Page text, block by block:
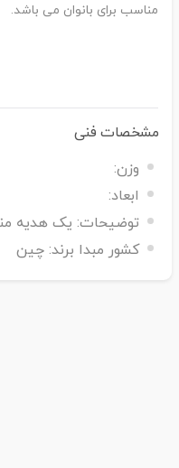
مناسب برای بانوان می باشد.
مشخصات فنی
وزن:
ابعاد:
توضیحات: یک هدیه
کشور مبدا برند: چین